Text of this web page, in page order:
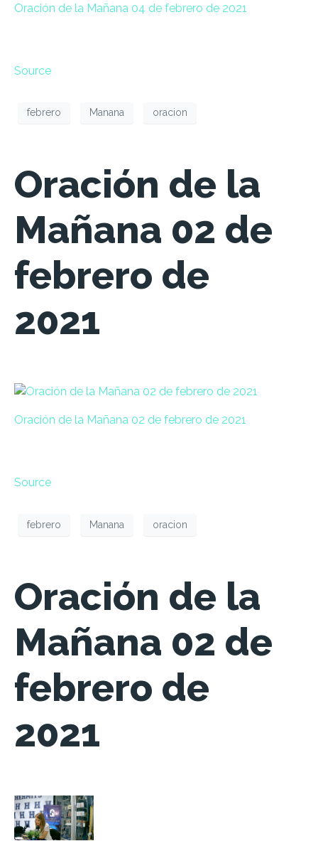
Oración de la Mañana 04 de febrero de 2021
Source
febrero Manana oracion
Oración de la
Mañana 02 de
febrero de
2021
Oración de la Mañana 02 de febrero de 2021
Source
febrero Manana oracion
Oración de la
Mañana 02 de
febrero de
2021